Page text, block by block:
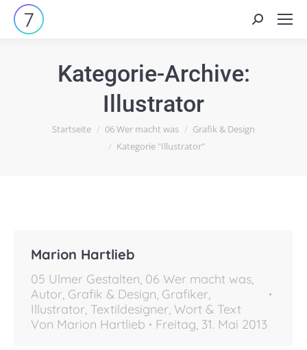
Suchen:
Kategorie-Archive:
Illustrator
Du bist hier:
Startseite 06 Wer macht was
Grafik & Design
Kategorie "Illustrator"
Marion Hartlieb
05 Ulmer Gestalten, 06 Wer macht was,
Autor, Grafik & Design, Grafiker,
Illustrator, Textildesigner, Wort & Text
Von Marion Hartlieb Freitag, 31. Mai 2013